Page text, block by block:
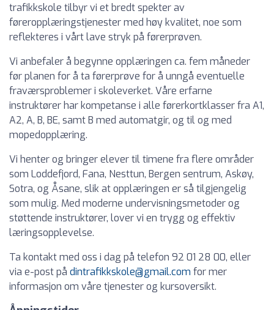
trafikkskole tilbyr vi et bredt spekter av
føreropplæringstjenester med høy kvalitet, noe som
reflekteres i vårt lave stryk på førerprøven.
Vi anbefaler å begynne opplæringen ca. fem måneder
før planen for å ta førerprøve for å unngå eventuelle
fraværsproblemer i skoleverket. Våre erfarne
instruktører har kompetanse i alle førerkortklasser fra A1,
A2, A, B, BE, samt B med automatgir, og til og med
mopedopplæring.
Vi henter og bringer elever til timene fra flere områder
som Loddefjord, Fana, Nesttun, Bergen sentrum, Askøy,
Sotra, og Åsane, slik at opplæringen er så tilgjengelig
som mulig. Med moderne undervisningsmetoder og
støttende instruktører, lover vi en trygg og effektiv
læringsopplevelse.
Ta kontakt med oss i dag på telefon 92 01 28 00, eller
via e-post på dintrafikkskole@gmail.com for mer
informasjon om våre tjenester og kursoversikt.